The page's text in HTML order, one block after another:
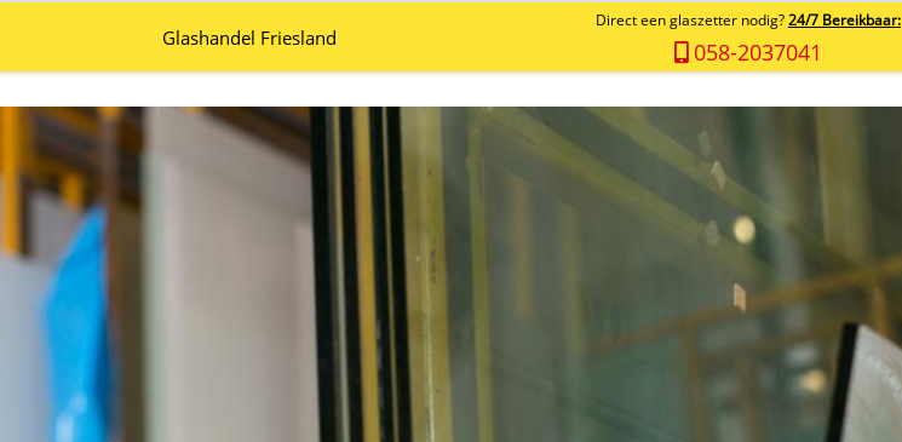
Glashandel Friesland
Direct een glaszetter nodig? 24/7 Bereikbaar:
058-2037041